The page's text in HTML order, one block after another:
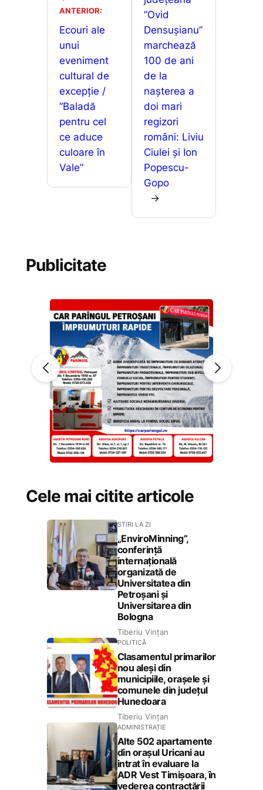
k
er
z
ă
ANTERIOR:
Ecouri ale
unui
eveniment
cultural de
excepție /
”Baladă
pentru cel
ce aduce
culoare în
Vale”
”Ovid
Densușianu”
marchează
100 de ani
de la
nașterea a
doi mari
regizori
români: Liviu
Ciulei și Ion
Popescu-
Gopo
→
Publicitate
Cele mai citite articole
STIRI LA ZI
„EnviroMinning”,
conferință
internațională
organizată de
Universitatea din
Petroșani și
Universitarea din
Bologna
Tiberiu Vințan
POLITICĂ
Clasamentul primarilor
nou aleși din
municipiile, orașele și
comunele din județul
Hunedoara
Tiberiu Vințan
ADMINISTRAȚIE
Alte 502 apartamente
din orașul Uricani au
intrat în evaluare la
ADR Vest Timișoara, în
vederea contractării